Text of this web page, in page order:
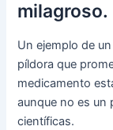
milagroso.
Un ejemplo de
píldora que
medicamento
aunque no es un
científicas.